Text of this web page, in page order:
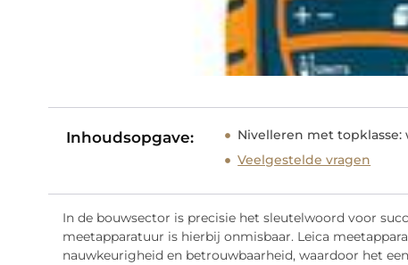
Inhoudsopgave:
Nivelleren met
Veelgestelde vragen
In de bouwsector is precisie het sleutelwoord voor
meetapparatuur is hierbij onmisbaar. Leica
nauwkeurigheid en betrouwbaarheid, waardoor het